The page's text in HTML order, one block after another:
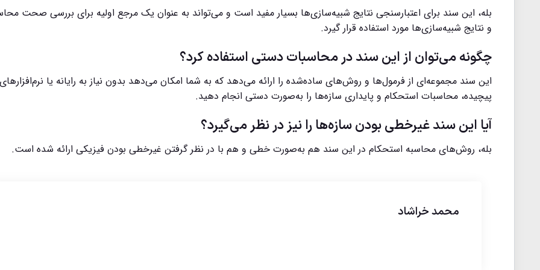
بله، این سند برای اعتبارسنجی نتایج شبیه‌سازی‌ها بسیار مفید است و می‌تواند به عنوان یک مرجع اولیه برای بررسی صحت
و نتایج شبیه‌سازی‌ها مورد استفاده قرار گیرد.
چگونه می‌توان از این سند در محاسبات دستی استفاده کرد؟
این سند مجموعه‌ای از فرمول‌ها و روش‌های ساده‌شده را ارائه می‌دهد که به شما امکان می‌دهد بدون نیاز به رایانه یا
پیچیده، محاسبات استحکام و پایداری سازه‌ها را به‌صورت دستی انجام دهید.
آیا این سند غیرخطی بودن سازه‌ها را نیز در نظر می‌گیرد؟
بله، روش‌های محاسبه استحکام در این سند هم به‌صورت خطی و هم با در نظر گرفتن غیرخطی بودن فیزیکی ارائه شده است.
محمد خراشاد